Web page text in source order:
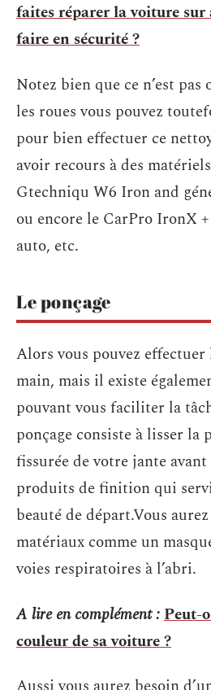
faites réparer la voiture sur
faire en sécurité ?
Notez bien que ce n’est
les roues vous pouvez
pour bien effectuer ce
avoir recours à des
Gtechniqu W6 Iron and
ou encore le CarPro IronX
auto, etc.
Le ponçage
Alors vous pouvez effectuer
main, mais il existe
pouvant vous faciliter la
ponçage consiste à lisser la
fissurée de votre jante
produits de finition qui
beauté de départ.Vous
matériaux comme un
voies respiratoires à l’abri.
A lire en complément :Peut-
couleur de sa voiture ?